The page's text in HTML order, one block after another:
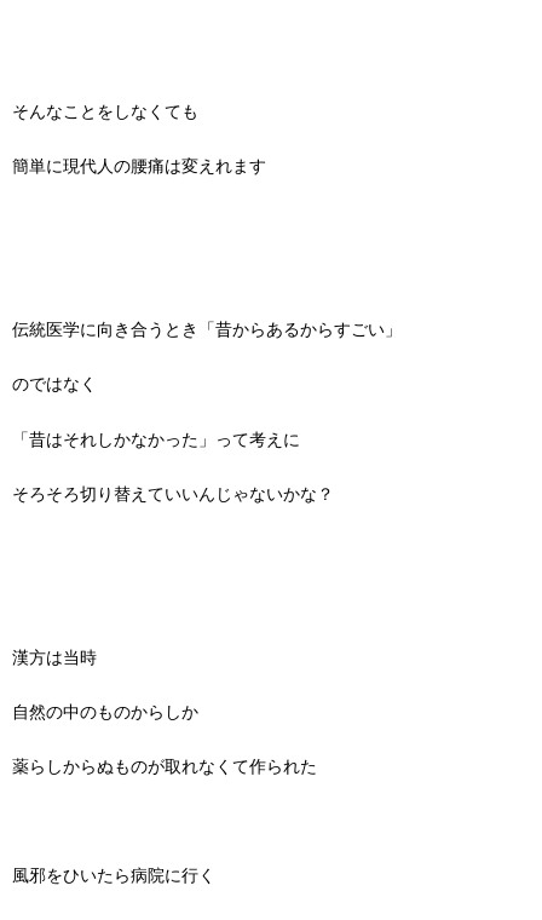
そんなことをしなくても
簡単に現代人の腰痛は変えれます
伝統医学に向き合うとき「昔からあるからすごい」
のではなく
「昔はそれしかなかった」って考えに
そろそろ切り替えていいんじゃないかな？
漢方は当時
自然の中のものからしか
薬らしからぬものが取れなくて作られた
風邪をひいたら病院に行く